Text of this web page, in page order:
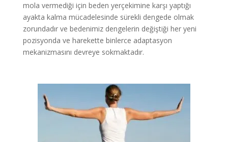
mola vermediği için beden yerçekimine karşı yaptığı
ayakta kalma mücadelesinde sürekli dengede olmak
zorundadır ve bedenimiz dengelerin değiştiği her yeni
pozisyonda ve harekette binlerce adaptasyon
mekanizmasını devreye sokmaktadır.